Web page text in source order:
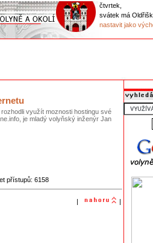
čtvrtek,
svátek má
nastavit jako
využít moznosti hostingu své
je mladý volyňský inženýr Jan
přístupů: 6158
| |